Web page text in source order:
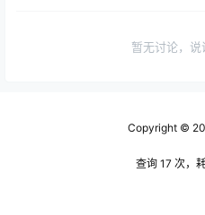
暂无讨论，
Copyright ©
查询 17 次，